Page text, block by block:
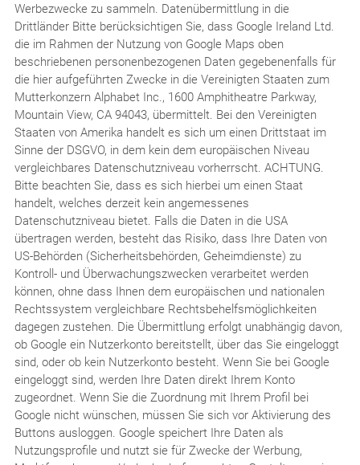
Werbezwecke zu sammeln. Datenübermittlung in die
Drittländer Bitte berücksichtigen Sie, dass Google Ireland Ltd.
die im Rahmen der Nutzung von Google Maps oben
beschriebenen personenbezogenen Daten gegebenenfalls für
die hier aufgeführten Zwecke in die Vereinigten Staaten zum
Mutterkonzern Alphabet Inc., 1600 Amphitheatre Parkway,
Mountain View, CA 94043, übermittelt. Bei den Vereinigten
Staaten von Amerika handelt es sich um einen Drittstaat im
Sinne der DSGVO, in dem kein dem europäischen Niveau
vergleichbares Datenschutzniveau vorherrscht. ACHTUNG.
Bitte beachten Sie, dass es sich hierbei um einen Staat
handelt, welches derzeit kein angemessenes
Datenschutzniveau bietet. Falls die Daten in die USA
übertragen werden, besteht das Risiko, dass Ihre Daten von
US-Behörden (Sicherheitsbehörden, Geheimdienste) zu
Kontroll- und Überwachungszwecken verarbeitet werden
können, ohne dass Ihnen dem europäischen und nationalen
Rechtssystem vergleichbare Rechtsbehelfsmöglichkeiten
dagegen zustehen. Die Übermittlung erfolgt unabhängig davon,
ob Google ein Nutzerkonto bereitstellt, über das Sie eingeloggt
sind, oder ob kein Nutzerkonto besteht. Wenn Sie bei Google
eingeloggt sind, werden Ihre Daten direkt Ihrem Konto
zugeordnet. Wenn Sie die Zuordnung mit Ihrem Profil bei
Google nicht wünschen, müssen Sie sich vor Aktivierung des
Buttons ausloggen. Google speichert Ihre Daten als
Nutzungsprofile und nutzt sie für Zwecke der Werbung,